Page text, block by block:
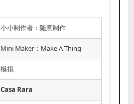
小小制作者：随意制作
Mini Maker：Make A Thing
模拟
Casa Rara